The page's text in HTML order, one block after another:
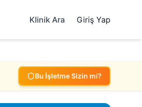
Klinik Ara Giriş Yap
Bu İşletme Sizin mi?